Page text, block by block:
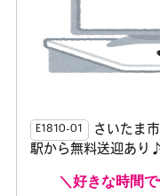
E1810-01
さいたま
駅から無料送迎あり♪
＼好きな時間で